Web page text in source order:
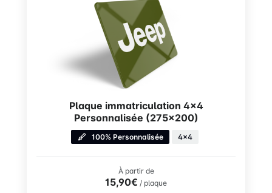
Plaque immatriculation 4×4
Personnalisée (275×200)
100% Personnalisée 4x4
À partir de
15,90€ / plaque